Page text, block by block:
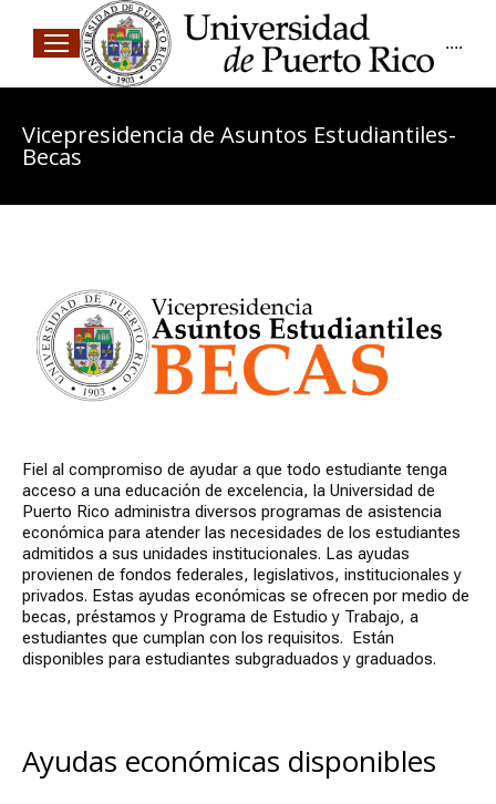
....
Vicepresidencia de Asuntos Estudiantiles-
Becas
Fiel al compromiso de ayudar a que todo estudiante tenga
acceso a una educación de excelencia, la Universidad de
Puerto Rico administra diversos programas de asistencia
económica para atender las necesidades de los estudiantes
admitidos a sus unidades institucionales. Las ayudas
provienen de fondos federales, legislativos, institucionales y
privados. Estas ayudas económicas se ofrecen por medio de
becas, préstamos y Programa de Estudio y Trabajo, a
estudiantes que cumplan con los requisitos. Están
disponibles para estudiantes subgraduados y graduados.
Ayudas económicas disponibles